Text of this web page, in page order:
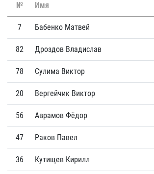
№ Имя
7 Бабенко Матвей
82 Дроздов Владислав
78 Сулима Виктор
20 Вергейчик Виктор
56 Аврамов Фёдор
47 Раков Павел
36 Кутищев Кирилл